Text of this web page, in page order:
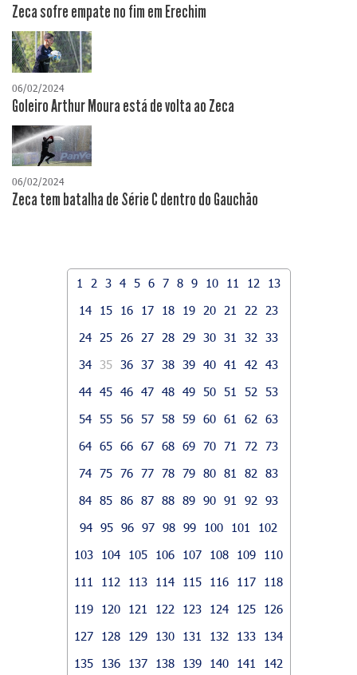
Zeca sofre empate no fim em Erechim
06/02/2024
Goleiro Arthur Moura está de volta ao Zeca
06/02/2024
Zeca tem batalha de Série C dentro do Gauchão
1 2 3 4 5 6 7 8 9 10 11 12
13
14
15 16 17 18 19 20 21 22
23
24
25 26 27 28 29 30 31 32
33
34
35 36 37 38 39 40 41 42
43
44 45 46 47 48 49 50 51 52
53
54 55 56 57 58 59 60 61 62
63
64 65 66 67 68 69 70 71 72
73
74 75 76 77 78 79 80 81 82
83
84 85 86 87 88 89 90 91 92
93
94 95 96 97 98 99 100 101
102
103
104 105 106 107 108 109
110
111
112 113 114 115 116 117
118
119
120 121 122 123 124 125
126
127
128 129 130 131 132 133
134
135
136 137 138 139 140 141
142